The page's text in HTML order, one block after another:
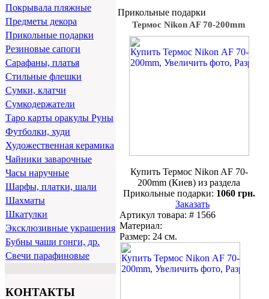
Покрывала пляжные
Предметы декора
Прикольные подарки
Резиновые сапоги
Сарафаны, платья
Стильные флешки
Сумки, клатчи
Сумкодержатели
Таро карты оракулы Руны
Футболки, худи
Художественная керамика
Чайники заварочные
Часы наручные
Шарфы, платки, шали
Шахматы
Шкатулки
Эксклюзивные украшения
Бубны чаши гонги, др.
Свечи парафиновые
КОНТАКТЫ
Прикольные подарки
Термос Nikon AF 70-200mm
Купить Термос Nikon AF 70-
200mm (Киев) из раздела
Прикольные подарки: 1060 грн.
Заказать
Артикул товара: # 1566
Материал:
Размер: 24 см.